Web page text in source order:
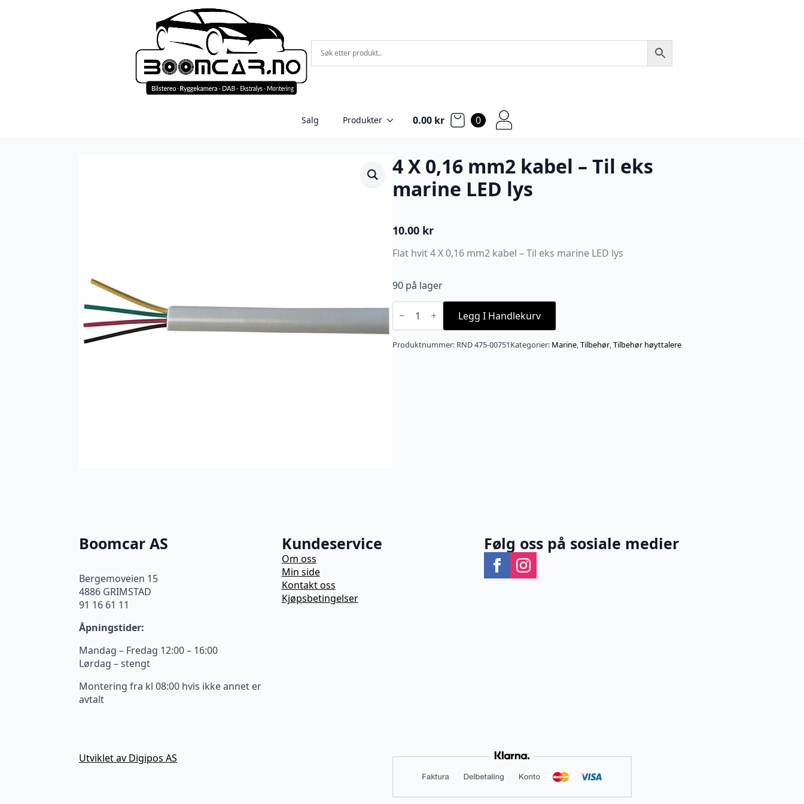
Salg Produkter 0.00 kr 0
4 X 0,16 mm2 kabel – Til eks
marine LED lys
10.00 kr
Flat hvit 4 X 0,16 mm2 kabel – Til eks marine LED lys
90 på lager
4
mm2
kabel
Legg I Handlekurv
Produktnummer: RND 475-00751Kategorier: Marine,Tilbehør,Tilbehør høyttalere
Boomcar AS
Bergemoveien 15
4886 GRIMSTAD
91 16 61 11
Åpningstider:
Mandag – Fredag 12:00 – 16:00
Lørdag – stengt
Montering fra kl 08:00 hvis ikke annet er
avtalt
Kundeservice
Om oss
Min side
Kontakt oss
Kjøpsbetingelser
Følg oss på sosiale medier
Utviklet av Digipos AS